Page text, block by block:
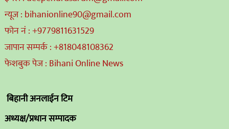
न्यूज : bihanionline90@gmail.com
फोन नं : +9779811631529
जापान सम्पर्क : +818048108362
फेशबुक पेज : Bihani Online News
बिहानी अनलाईन टिम
अध्यक्ष/प्रधान सम्पादक